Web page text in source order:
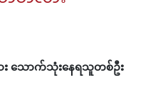
သောက်သုံးနေရသူတစ်ဦး